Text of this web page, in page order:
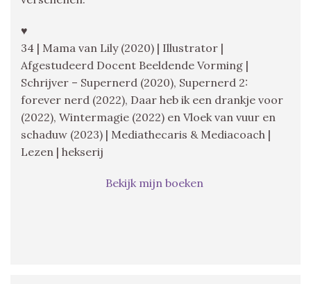
♥
34 | Mama van Lily (2020) | Illustrator |
Afgestudeerd Docent Beeldende Vorming |
Schrijver – Supernerd (2020), Supernerd 2:
forever nerd (2022), Daar heb ik een drankje voor
(2022), Wintermagie (2022) en Vloek van vuur en
schaduw (2023) | Mediathecaris & Mediacoach |
Lezen | hekserij
Bekijk mijn boeken